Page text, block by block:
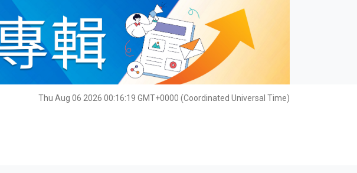
Thu Aug 06 2026 00:16:20 GMT+0000 (Coordinated Universal Time)
影片 名家榜 灼見活動 關於我們